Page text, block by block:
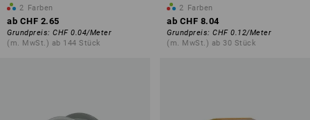
2 Farben
ab CHF 2.65
Grundpreis: CHF 0.04/Meter
(m. MwSt.) ab 144 Stück
2 Farben
ab CHF 8.04
Grundpreis: CHF 0.12/Meter
(m. MwSt.) ab 30 Stück